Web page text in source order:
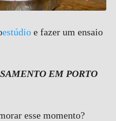
estúdio e fazer um ensaio
EM PORTO
esse momento?